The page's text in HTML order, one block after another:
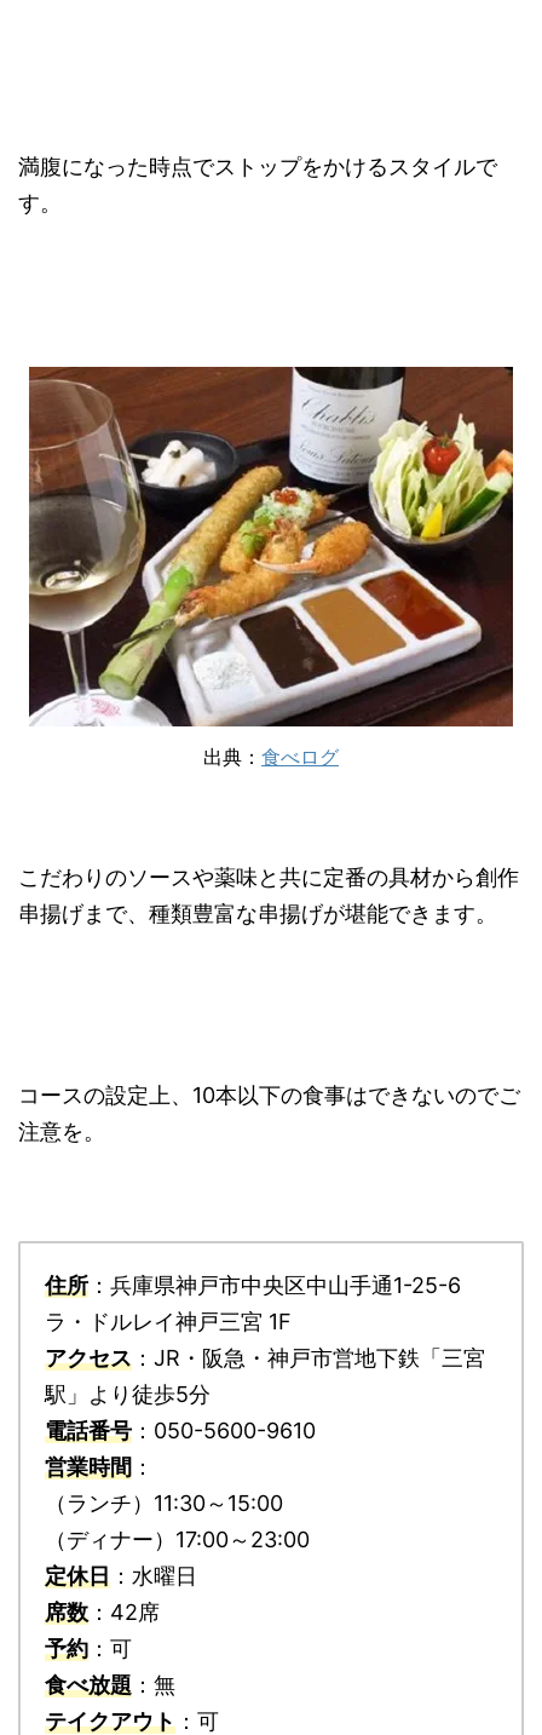
満腹になった時点でストップをかけるスタイルで
す。
出典： 食べログ
こだわりのソースや薬味と共に定番の具材から創作
串揚げまで、種類豊富な串揚げが堪能できます。
コースの設定上、10本以下の食事はできないのでご
注意を。
住所 ：兵庫県神戸市中央区中山手通1-25-6
ラ・ドルレイ神戸三宮 1F
アクセス ：JR・阪急・神戸市営地下鉄「三宮
駅」より徒歩5分
電話番号 ：050-5600-9610
営業時間 ：
（ランチ）11:30～15:00
（ディナー）17:00～23:00
定休日 ：水曜日
席数 ：42席
予約 ：可
食べ放題 ：無
テイクアウト ：可